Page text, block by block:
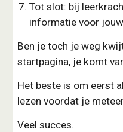
Tot slot: bij
informatie voor
Ben je toch je weg
startpagina, je komt
Het beste is om eerst
lezen voordat je
Veel succes.